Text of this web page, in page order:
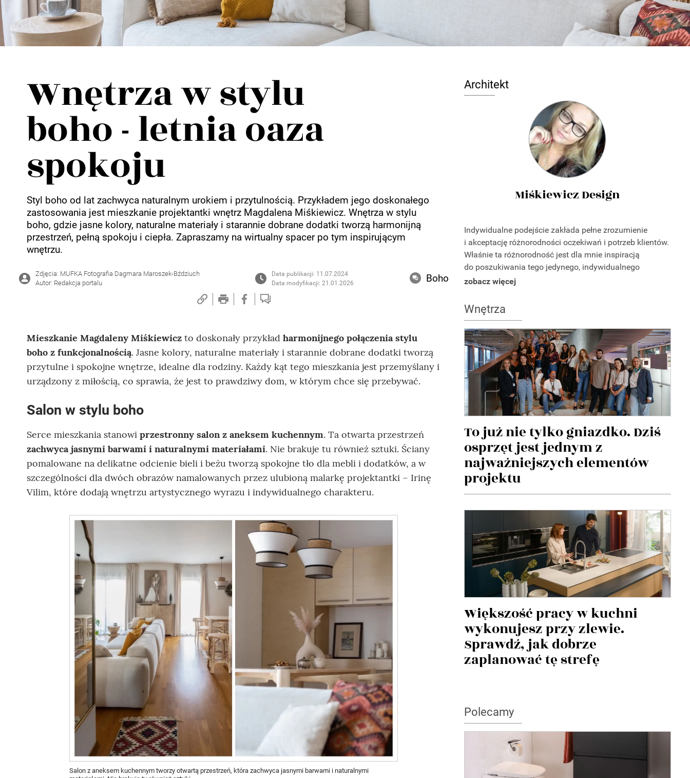
Wellnes
DIY
Wnętrza w stylu
boho - letnia oaza
spokoju
Styl boho od lat zachwyca naturalnym urokiem i przytulnością. Przykładem jego doskonałego
zastosowania jest mieszkanie projektantki wnętrz Magdalena Miśkiewicz. Wnętrza w stylu
boho, gdzie jasne kolory, naturalne materiały i starannie dobrane dodatki tworzą harmonijną
przestrzeń, pełną spokoju i ciepła. Zapraszamy na wirtualny spacer po tym inspirującym
wnętrzu.
Zdjęcia: MUFKA Fotografia Dagmara Maroszek-Bździuch
Autor: Redakcja portalu
Data publikacji: 11.07.2024
Data modyfikacji: 21.01.2026
Boho
Mieszkanie Magdaleny Miśkiewicz to doskonały przykład harmonijnego połączenia stylu
boho z funkcjonalnością. Jasne kolory, naturalne materiały i starannie dobrane dodatki tworzą
przytulne i spokojne wnętrze, idealne dla rodziny. Każdy kąt tego mieszkania jest przemyślany i
urządzony z miłością, co sprawia, że jest to prawdziwy dom, w którym chce się przebywać.
Salon w stylu boho
Serce mieszkania stanowi przestronny salon z aneksem kuchennym. Ta otwarta przestrzeń
zachwyca jasnymi barwami i naturalnymi materiałami. Nie brakuje tu również sztuki. Ściany
pomalowane na delikatne odcienie bieli i beżu tworzą spokojne tło dla mebli i dodatków, a w
szczególności dla dwóch obrazów namalowanych przez ulubioną malarkę projektantki – Irinę
Vilim, które dodają wnętrzu artystycznego wyrazu i indywidualnego charakteru.
Salon z aneksem kuchennym tworzy otwartą przestrzeń, która zachwyca jasnymi barwami i naturalnymi
Architekt
Miśkiewicz Design
Indywidualne podejście zakłada pełne zrozumienie
i akceptację różnorodności oczekiwań i potrzeb klientów.
Właśnie ta różnorodność jest dla mnie inspiracją
do poszukiwania tego jedynego, indywidualnego
rozwiązania, wyjątkowego po względem designu
potrzeby. Projekty są zawsze różne tak jak różni są nasi
klienci.
zobacz więcej
Wnętrza
To już nie tylko gniazdko. Dziś
osprzęt jest jednym z
najważniejszych elementów
projektu
Większość pracy w kuchni
wykonujesz przy zlewie.
Sprawdź, jak dobrze
zaplanować tę strefę
Polecamy